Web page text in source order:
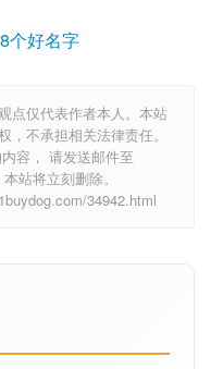
个好名字
点仅代表作者本人。本站
不承担相关法律责任。
容， 请发送邮件至
站将立刻删除。
34942.html